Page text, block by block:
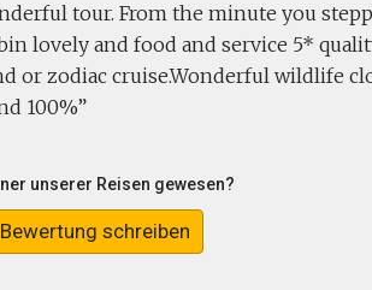
tour. From the minute you
lovely and food and service 5*
or zodiac cruise.Wonderful wildlife
100%
unserer Reisen gewesen?
Bewertung schreiben